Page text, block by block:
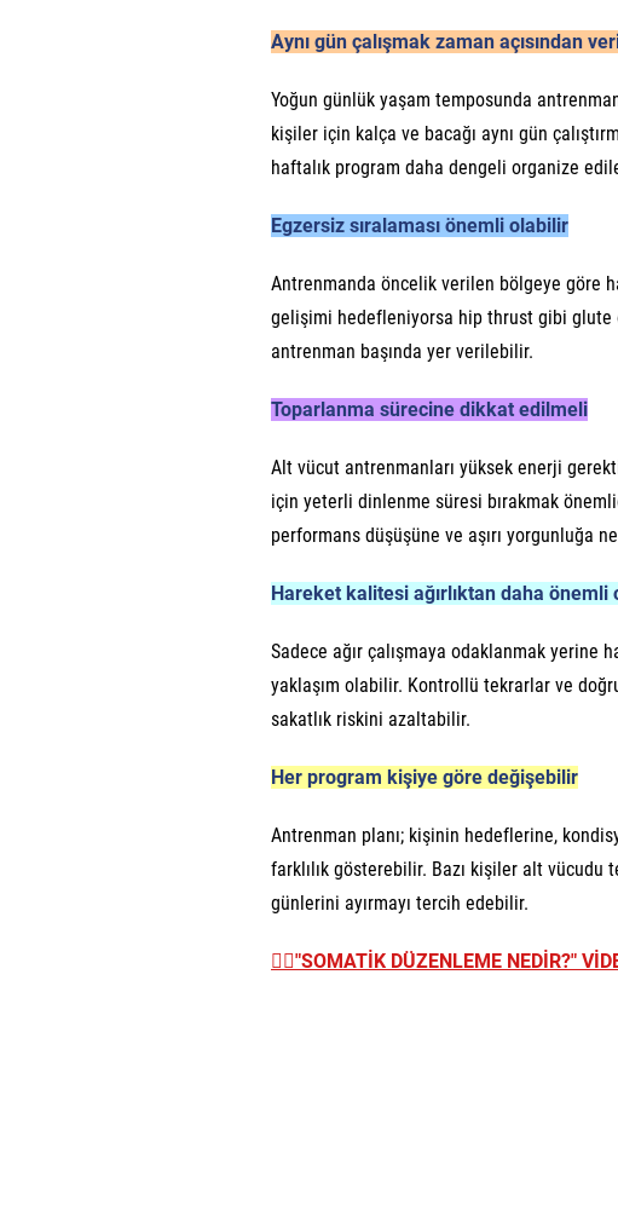
Aynı gün çalışmak zaman açısından
Yoğun günlük yaşam temposunda
kişiler için kalça ve bacağı aynı gün
haftalık program daha dengeli organize
Egzersiz sıralaması önemli olabilir
Antrenmanda öncelik verilen bölgeye göre
gelişimi hedefleniyorsa hip thrust gibi glute
antrenman başında yer verilebilir.
Toparlanma sürecine dikkat edilmeli
Alt vücut antrenmanları yüksek enerji
için yeterli dinlenme süresi bırakmak
performans düşüşüne ve aşırı yorgunluğa
Hareket kalitesi ağırlıktan daha önemli
Sadece ağır çalışmaya odaklanmak yerine
yaklaşım olabilir. Kontrollü tekrarlar ve
sakatlık riskini azaltabilir.
Her program kişiye göre değişebilir
Antrenman planı; kişinin hedeflerine,
farklılık gösterebilir. Bazı kişiler alt vücudu
günlerini ayırmayı tercih edebilir.
👉🏼"SOMATİK DÜZENLEME NEDİR?"